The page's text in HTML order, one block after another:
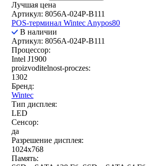
Лучшая цена
Артикул: 8056A-024P-B111
POS-терминал Wintec Anypos80
В наличии
Артикул: 8056A-024P-B111
Процессор:
Intel J1900
proizvoditelnost-proczes:
1302
Бренд:
Wintec
Тип дисплея:
LED
Сенсор:
да
Разрешение дисплея:
1024x768
Память: